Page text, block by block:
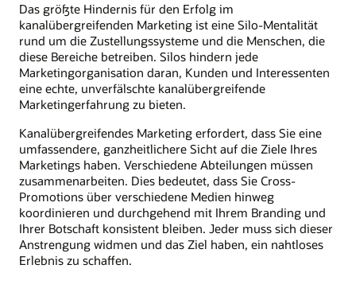
Das größte Hindernis für den Erfolg im
kanalübergreifenden Marketing ist eine Silo-Mentalität
rund um die Zustellungssysteme und die Menschen, die
diese Bereiche betreiben. Silos hindern jede
Marketingorganisation daran, Kunden und Interessenten
eine echte, unverfälschte kanalübergreifende
Marketingerfahrung zu bieten.
Kanalübergreifendes Marketing erfordert, dass Sie eine
umfassendere, ganzheitlichere Sicht auf die Ziele Ihres
Marketings haben. Verschiedene Abteilungen müssen
zusammenarbeiten. Dies bedeutet, dass Sie Cross-
Promotions über verschiedene Medien hinweg
koordinieren und durchgehend mit Ihrem Branding und
Ihrer Botschaft konsistent bleiben. Jeder muss sich dieser
Anstrengung widmen und das Ziel haben, ein nahtloses
Erlebnis zu schaffen.